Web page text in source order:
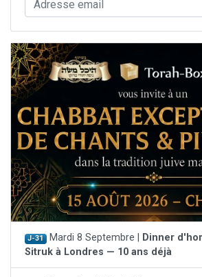
J-31 Mardi 8 Septembre |
Dinner
Sitruk à Londres — 10 ans déjà